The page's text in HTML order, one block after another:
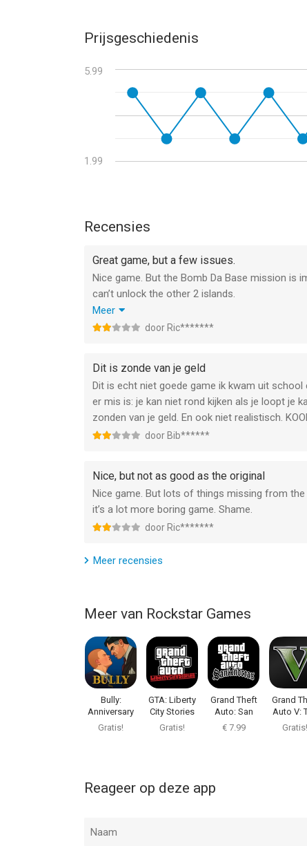
Prijsgeschiedenis
5.99
1.99
Recensies
Great game, but a few issues.
Nice game. But the Bomb Da Base mission is
can’t unlock the other 2 islands.
And you can’t see which packages you
And you can’t mark where you want go on the
Meer
door Ric*******
Dit is zonde van je geld
Dit is echt niet goede game ik kwam uit
er mis is: je kan niet rond kijken als je loopt je
zonden van je geld. En ook niet realistisch.
door Bib******
Nice, but not as good as the original
Nice game. But lots of things missing from
it’s a lot more boring game. Shame.
door Ric*******
Meer recensies
Meer van Rockstar Games
Bully:
Anniversary
Edition
Gratis!
GTA: Liberty
City Stories
Gratis!
Grand Theft
Auto: San
Andreas
€ 7.99
Grand
Auto V:
Manual
Gratis!
Reageer op deze app